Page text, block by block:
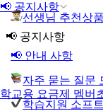
📢 공지사항
학교용 요금제 멤버
선생님 추천상품
📢 공지사항
📢 안내 사항
자주 묻는 질문
학습지원 소프